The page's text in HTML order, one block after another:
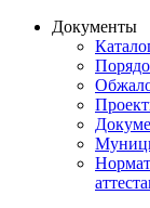
Документы